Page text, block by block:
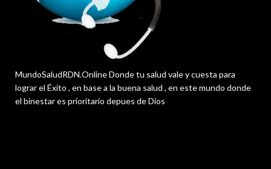
MundoSaludRDN.Online Donde tu salud vale y cuesta para
lograr el Éxito , en base a la buena salud , en este mundo donde
el binestar es prioritario depues de Dios